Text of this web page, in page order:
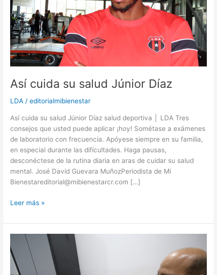
Así cuida su salud Júnior Díaz
LDA /editorialmibienestar
Así cuida su salud Júnior Díaz salud deportiva │ LDA Tres
consejos que usted puede aplicar ¡hoy! Sométase a exámenes
de laboratorio con frecuencia. Apóyese siempre en su familia,
en especial durante las difícultades. Haga pausas,
desconéctese de la rutina diaria en aras de cuidar su salud
mental. José David Guevara MuñozPeriodista de Mi
Bienestareditorial@mibienestarcr.com […]
Leer más »
pasos
vitales
para